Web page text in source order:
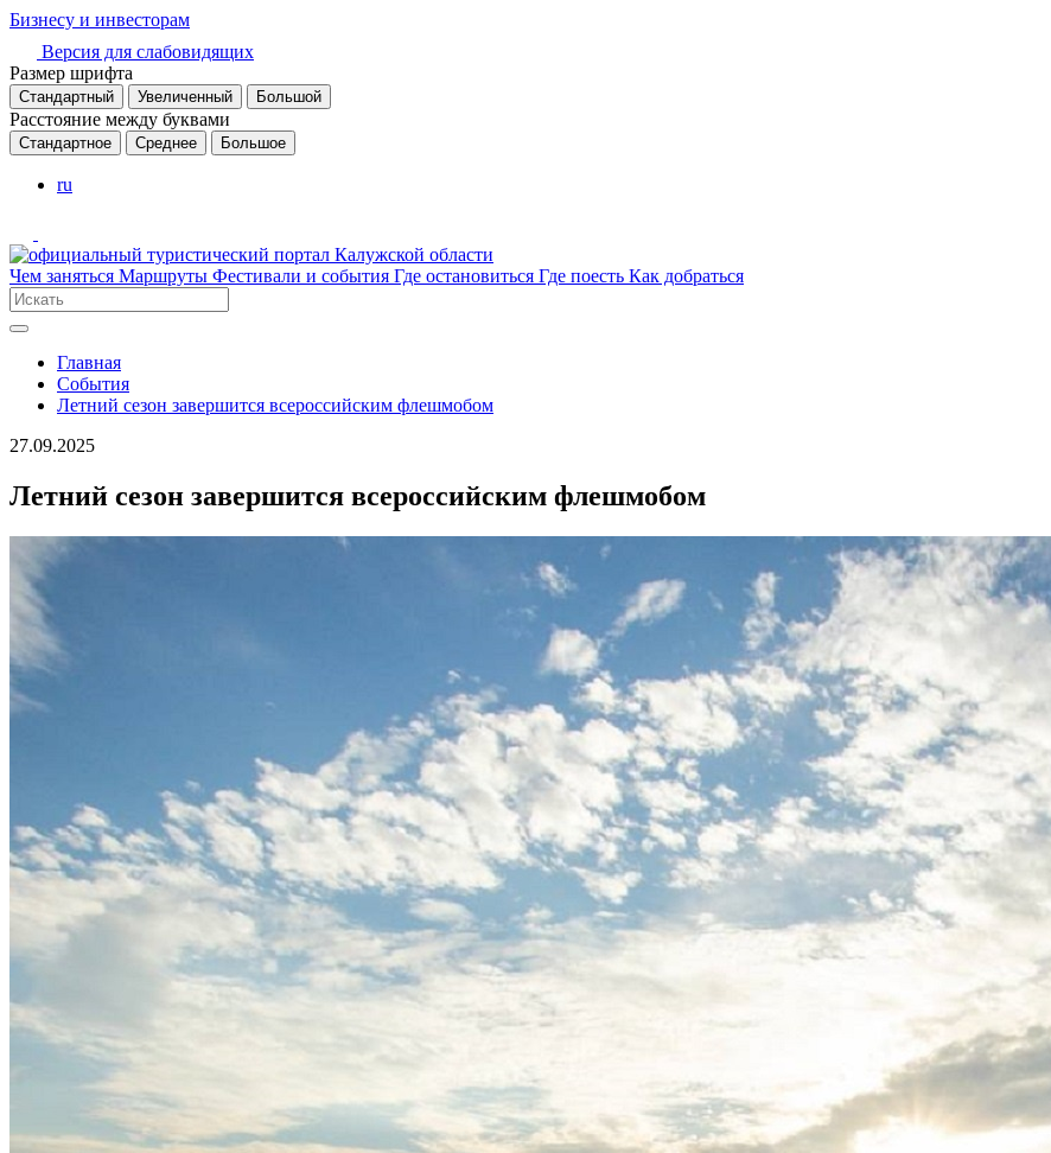
Бизнесу и инвесторам
Версия для слабовидящих
Размер шрифта
Стандартный Увеличенный Большой
Расстояние между буквами
Стандартное Среднее Большое
ru
Чем заняться Маршруты Фестивали и события Где остановиться Где поесть Как добраться
Главная
События
Летний сезон завершится всероссийским флешмобом
27.09.2025
Летний сезон завершится всероссийским флешмобом